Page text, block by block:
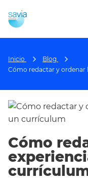
Inicio
Blog
Cómo redactar y ordenar
Cómo